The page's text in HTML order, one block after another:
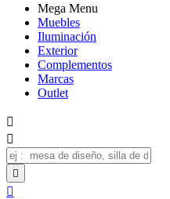
Mega Menu
Muebles
Iluminación
Exterior
Complementos
Marcas
Outlet



